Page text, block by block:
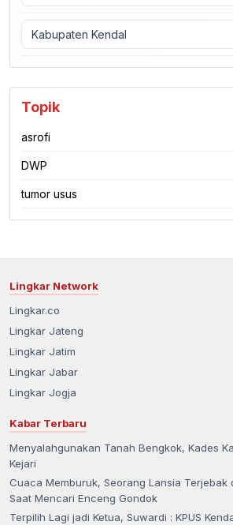
Kabupaten Kendal
Topik
asrofi
DWP
tumor usus
Lingkar Network
Lingkar.co
Lingkar Jateng
Lingkar Jatim
Lingkar Jabar
Lingkar Jogja
Kabar Terbaru
Menyalahgunakan Tanah Bengkok, Kades
Kejari
Cuaca Memburuk, Seorang Lansia Terjebak
Saat Mencari Enceng Gondok
Terpilih Lagi jadi Ketua, Suwardi : KPUS